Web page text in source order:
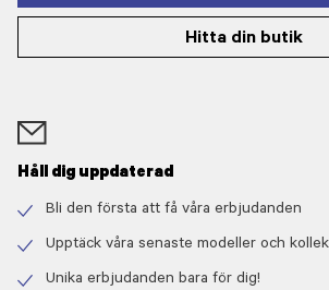
Hitta din butik
Håll dig uppdaterad
icon
Bli den första att få våra erbjudanden
icon
Upptäck våra senaste modeller och
Unika erbjudanden bara för dig!